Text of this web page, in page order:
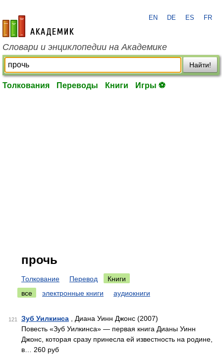
academic.ru
EN DE ES FR
Словари и энциклопедии на Академике
Найти!
Толкования Переводы Книги Игры ⚽
прочь
Толкование Перевод
Книги
все
электронные книги аудиокниги
121 Зуб Уилкинса , Диана Уинн Джонс (2007)
Повесть «Зуб Уилкинса» — первая книга Дианы Уинн
Джонс, которая сразу принесла ей известность на родине,
в… 260 руб